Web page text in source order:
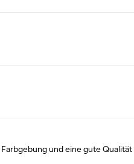
und eine gute Qualität